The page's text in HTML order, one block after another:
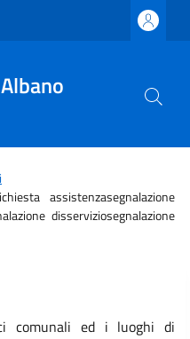
assistenzasegnalazione
disserviziosegnalazione
comunali ed i luoghi di